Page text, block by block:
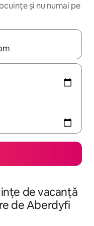
și nu numai pe
folosind tastele
de vacanță
de Aberdyfi